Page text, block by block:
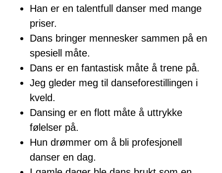
Han er en talentfull danser med mange
priser.
Dans bringer mennesker sammen på en
spesiell måte.
Dans er en fantastisk måte å trene på.
Jeg gleder meg til danseforestillingen i
kveld.
Dansing er en flott måte å uttrykke
følelser på.
Hun drømmer om å bli profesjonell
danser en dag.